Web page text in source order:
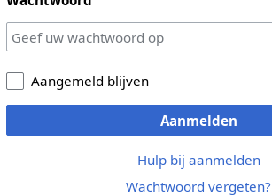
Aangemeld blijven
Aanmelden
Hulp bij aanmelden
Wachtwoord vergeten?